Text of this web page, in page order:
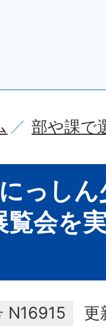
部や課で
っしん
覧会を
N16915 更